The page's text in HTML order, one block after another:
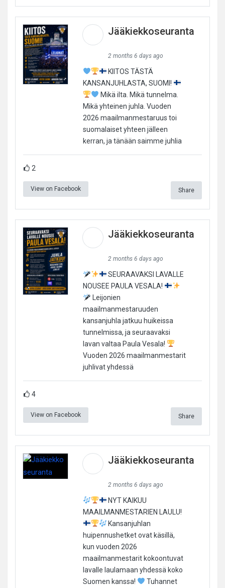
Jääkiekkoseuranta
2 months 6 days ago
KIITOS TÄSTÄ
KANSANJUHLASTA, SUOMI!
Mikä ilta. Mikä tunnelma.
Mikä yhteinen juhla. Vuoden
2026 maailmanmestaruus toi
suomalaiset yhteen jälleen
kerran, ja tänään saimme juhlia
2
View on Facebook Share
Jääkiekkoseuranta
2 months 6 days ago
SEURAAVAKSI LAVALLE
NOUSEE PAULA VESALA!
Leijonien
maailmanmestaruuden
kansanjuhla jatkuu huikeissa
tunnelmissa, ja seuraavaksi
lavan valtaa Paula Vesala!
Vuoden 2026 maailmanmestarit
juhlivat yhdessä
4
View on Facebook Share
Jääkiekkoseuranta
2 months 6 days ago
NYT KAIKUU
MAAILMANMESTARIEN LAULU!
Kansanjuhlan
huipennushetket ovat käsillä,
kun vuoden 2026
maailmanmestarit kokoontuvat
lavalle laulamaan yhdessä koko
Suomen kanssa!
Tuhannet